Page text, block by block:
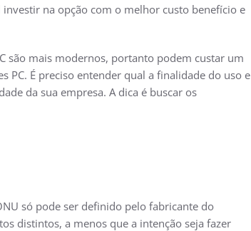
na opção com o melhor custo benefício e
são mais modernos, portanto podem custar um
PC. É preciso entender qual a finalidade do uso e
da sua empresa. A dica é buscar os
só pode ser definido pelo fabricante do
distintos, a menos que a intenção seja fazer